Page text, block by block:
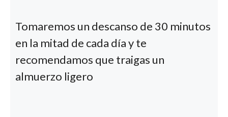
Tomaremos un descanso de 30 minutos
en la mitad de cada día y te
recomendamos que traigas un
almuerzo ligero